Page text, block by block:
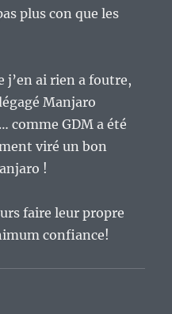
plus con que les
j’en ai rien a foutre,
Manjaro
comme GDM a été
viré un bon
!
faire leur propre
confiance!